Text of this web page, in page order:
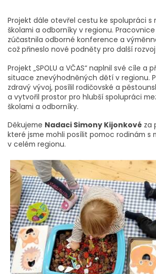
Projekt dále otevřel cestu ke spolupráci s
školami a odborníky v regionu.
zúčastnila odborné konference a
což přineslo nové podněty pro další rozvoj
Projekt „SPOLU a VČAS“ naplnil své cíle a
situace znevýhodněných dětí v regionu.
zdravý vývoj, posílil rodičovské a
a vytvořil prostor pro hlubší spolupráci
školami a odborníky.
Děkujeme Nadaci Simony Kijonkové za
které jsme mohli posílit pomoc rodinám s
v celém regionu.